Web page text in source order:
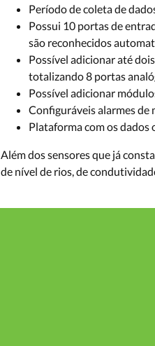
Período de coleta de
Possui 10 portas de
são reconhecidos
Possível adicionar até
totalizando 8 portas
Possível adicionar
Configuráveis alarmes de
Plataforma com os dados
Além dos sensores que já
de nível de rios, de